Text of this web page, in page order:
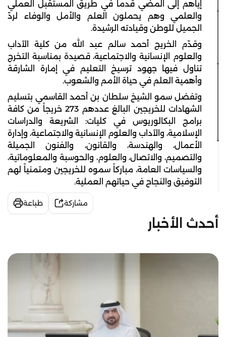
إياهم إلى المضي قُدماً في طريق المستقبل العملي
والعلمي وهم يحملون العلم والأمل والوفاء لردّ
الجميل للوطن وقيادته الرشيدة.
وقدّم الخريج أحمد سالم عبد الله من كلية الآداب
والعلوم الإنسانية والاجتماعية، قصيدة بمناسبة التخرج
تناول فيها جهود ترسيخ التعليم في إمارة الشارقة
وأهمية العلم في حياة الأمم والشعوب.
وتفضل سمو الشيخ سلطان بن أحمد القاسمي بتسليم
الشهادات للخريجين البالغ عددهم 273 خريجاً من كافة
برامج البكالوريوس في كليات: الشريعة والدراسات
الإسلامية، والآداب والعلوم الإنسانية والاجتماعية، وإدارة
الأعمال، والهندسة، والقانون، والفنون الجميلة
والتصميم، والاتصال، والعلوم، والحوسبة والمعلوماتية،
والسياسات العامة، مباركاً سموه للخريجين ومتمنياً لهم
التوفيق والنجاح في حياتهم العملية.
مشاركة طباعة
أحدث الأخبار